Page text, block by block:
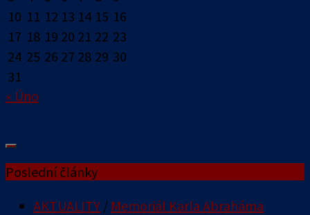
10 11 12 13 14 15 16
17 18 19 20 21 22 23
24 25 26 27 28 29 30
31
« Úno
Poslední články
AKTUALITY / Memoriál Karla Abraháma